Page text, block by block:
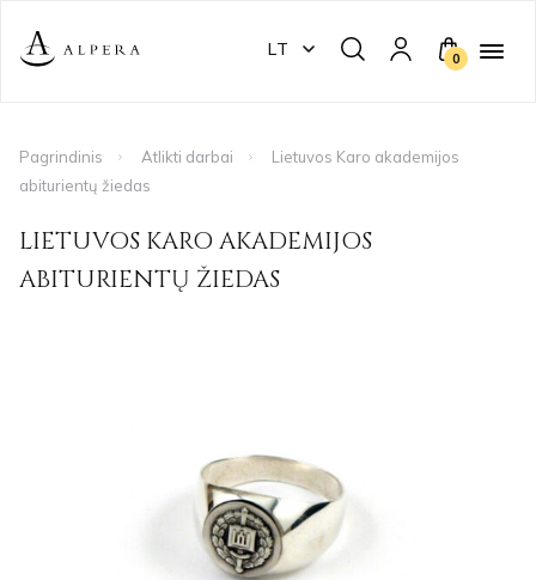
LT 0
Pagrindinis Atlikti darbai
Lietuvos Karo akademijos
abiturientų žiedas
LIETUVOS KARO AKADEMIJOS
ABITURIENTŲ ŽIEDAS